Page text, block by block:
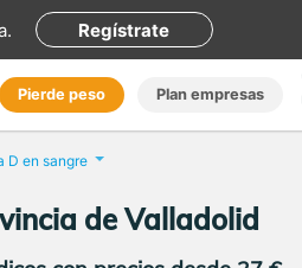
. Regístrate
Pierde peso Plan empresas
D en sangre
de Valladolid